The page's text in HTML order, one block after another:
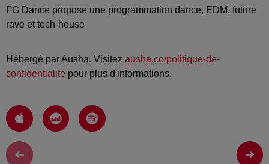
FG Dance propose une programmation dance, EDM, future
rave et tech-house
Hébergé par Ausha. Visitez ausha.co/politique-de-
confidentialite pour plus d'informations.